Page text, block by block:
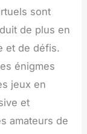
sont
de plus en
et de défis.
énigmes
jeux en
et
amateurs de